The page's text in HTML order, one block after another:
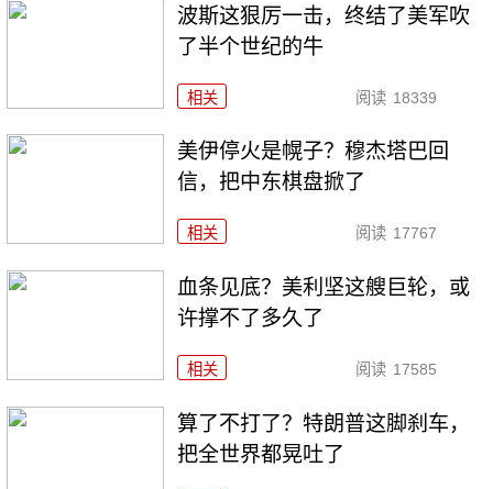
波斯这狠厉一击，终结了美军吹
了半个世纪的牛
相关 阅读 18339
美伊停火是幌子？穆杰塔巴回
信，把中东棋盘掀了
相关 阅读 17767
血条见底？美利坚这艘巨轮，或
许撑不了多久了
相关 阅读 17585
算了不打了？特朗普这脚刹车，
把全世界都晃吐了